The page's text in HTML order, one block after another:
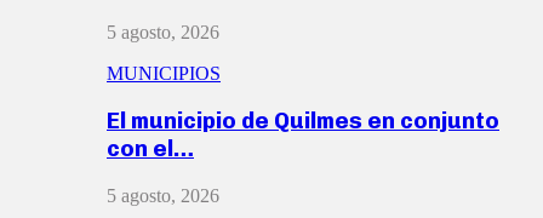
5 agosto, 2026
MUNICIPIOS
El municipio de Quilmes en conjunto
con el…
5 agosto, 2026